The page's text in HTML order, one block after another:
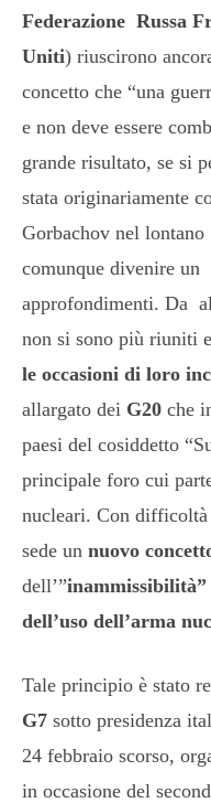
Federazione Russa
Uniti) riuscirono
concetto che “una
e non deve essere
grande risultato, se si
stata originariamente
Gorbachov nel lontano
comunque divenire
approfondimenti. Da
non si sono più riuniti
le occasioni di loro
allargato dei G20 che
paesi del cosiddetto
principale foro cui
nucleari. Con
sede un nuovo
dell’”inammissibilità”
dell’uso dell’arma
Tale principio è stato
G7 sotto presidenza
24 febbraio scorso,
in occasione del